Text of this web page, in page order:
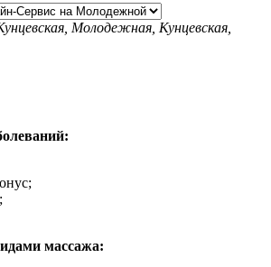
Молодежная, Кунцевская,
массажа: